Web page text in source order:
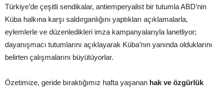
Türkiye’de çeşitli sendikalar, antiemperyalist bir tutumla ABD’nin
Küba halkına karşı saldırganlığını yaptıkları açıklamalarla,
eylemlerle ve düzenledikleri imza kampanyalarıyla lanetliyor;
dayanışmacı tutumlarını açıklayarak Küba’nın yanında olduklarını
belirten çalışmalarını büyütüyorlar.
Özetimize, geride bıraktığımız hafta yaşanan hak ve özgürlük